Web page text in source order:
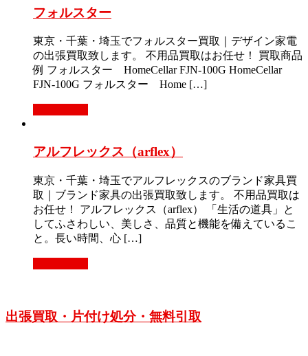
フォルスター
東京・千葉・埼玉でフォルスター買取｜デザイン家電
の出張買取致します。 不用品買取はお任せ！ 買取商品
例 フォルスター HomeCellar FJN-100G HomeCellar
FJN-100G フォルスター Home […]
アルフレックス（arflex）
東京・千葉・埼玉でアルフレックスのブランド家具買
取｜ブランド家具の出張買取致します。 不用品買取は
お任せ！ アルフレックス（arflex） 「生活の道具」と
してふさわしい、美しさ、品質と機能を備えているこ
と。長い時間、心 […]
出張買取・片付け処分・無料引取